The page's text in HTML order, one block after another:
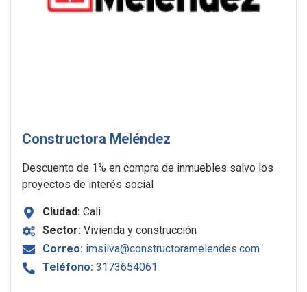
Constructora Meléndez
Descuento de 1% en compra de inmuebles salvo los
proyectos de interés social
Ciudad: Cali
Sector: Vivienda y construcción
Correo: imsilva@constructoramelendes.com
Teléfono: 3173654061